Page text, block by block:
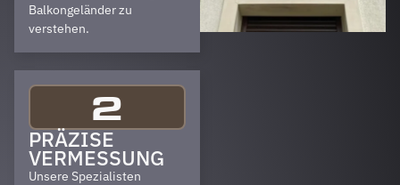
Balkongeländer zu
verstehen.
2
PRÄZISE
VERMESSUNG
Unsere Spezialisten